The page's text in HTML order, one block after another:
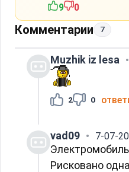
9 0
Комментарии 7
Muzhik iz lesа
2 0
vad09 7-07-
Рисковано